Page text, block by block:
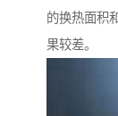
的换热面积
果较差。